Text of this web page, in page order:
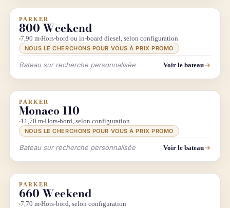
INFO & RECHERCHE
PARKER
800 Weekend
7,90 m Hors-bord ou in-board diesel, selon configuration
NOUS LE CHERCHONS POUR VOUS À PRIX PROMO
Bateau sur recherche personnalisée Voir le bateau
INFO & RECHERCHE
PARKER
Monaco 110
11,70 m Hors-bord, selon configuration
NOUS LE CHERCHONS POUR VOUS À PRIX PROMO
Bateau sur recherche personnalisée Voir le bateau
INFO & RECHERCHE
PARKER
660 Weekend
7,70 m Hors-bord, selon configuration